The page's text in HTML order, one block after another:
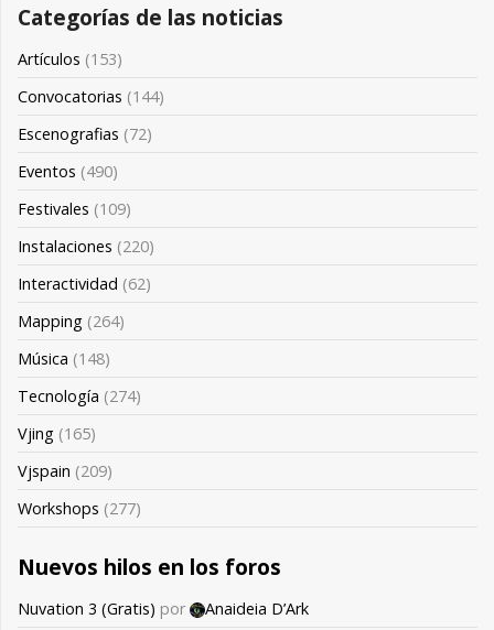
Categorías de las noticias
Artículos (153)
Convocatorias (144)
Escenografias (72)
Eventos (490)
Festivales (109)
Instalaciones (220)
Interactividad (62)
Mapping (264)
Música (148)
Tecnología (274)
Vjing (165)
Vjspain (209)
Workshops (277)
Nuevos hilos en los foros
Nuvation 3 (Gratis) por
Anaideia D’Ark